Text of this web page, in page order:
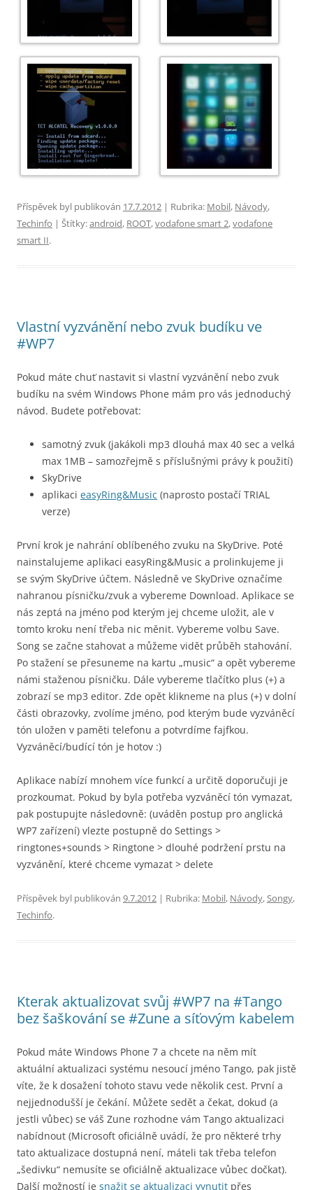
Příspěvek byl publikován 17.7.2012 | Rubrika: Mobil, Návody,
Techinfo | Štítky:android, ROOT,vodafone smart 2,vodafone
smart II.
Vlastní vyzvánění nebo zvuk budíku ve
#WP7
Pokud máte chuť nastavit si vlastní vyzvánění nebo zvuk
budíku na svém Windows Phone mám pro vás jednoduchý
návod. Budete potřebovat:
samotný zvuk (jakákoli mp3 dlouhá max 40 sec a velká
max 1MB – samozřejmě s příslušnými právy k použití)
SkyDrive
aplikaci easyRing&Music (naprosto postačí TRIAL
verze)
První krok je nahrání oblíbeného zvuku na SkyDrive. Poté
nainstalujeme aplikaci easyRing&Music a prolinkujeme ji
se svým SkyDrive účtem. Následně ve SkyDrive označíme
nahranou písničku/zvuk a vybereme Download. Aplikace se
nás zeptá na jméno pod kterým jej chceme uložit, ale v
tomto kroku není třeba nic měnit. Vybereme volbu Save.
Song se začne stahovat a můžeme vidět průběh stahování.
Po stažení se přesuneme na kartu „music“ a opět vybereme
námi staženou písničku. Dále vybereme tlačítko plus (+) a
zobrazí se mp3 editor. Zde opět klikneme na plus (+) v dolní
části obrazovky, zvolíme jméno, pod kterým bude vyzváněcí
tón uložen v paměti telefonu a potvrdíme fajfkou.
Vyzváněcí/budící tón je hotov :)
Aplikace nabízí mnohem více funkcí a určitě doporučuji je
prozkoumat. Pokud by byla potřeba vyzváněcí tón vymazat,
pak postupujte následovně: (uváděn postup pro anglická
WP7 zařízení) vlezte postupně do Settings >
ringtones+sounds > Ringtone > dlouhé podržení prstu na
vyzvánění, které chceme vymazat > delete
Příspěvek byl publikován 9.7.2012 | Rubrika: Mobil, Návody,Songy,
Techinfo.
Kterak aktualizovat svůj #WP7 na #Tango
bez šaškování se #Zune a síťovým kabelem
Pokud máte Windows Phone 7 a chcete na něm mít
aktuální aktualizaci systému nesoucí jméno Tango, pak jistě
víte, že k dosažení tohoto stavu vede několik cest. První a
nejjednodušší je čekání. Můžete sedět a čekat, dokud (a
jestli vůbec) se váš Zune rozhodne vám Tango aktualizaci
nabídnout (Microsoft oficiálně uvádí, že pro některé trhy
tato aktualizace dostupná není, máteli tak třeba telefon
„šedivku“ nemusíte se oficiálně aktualizace vůbec dočkat).
Další možností je snažit se aktualizaci vynutit přes